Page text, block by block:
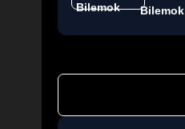
Bilemok Bilemok